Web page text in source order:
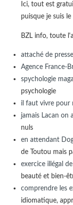
Ici, tout est
puisque je suis
BZL info, toute
attaché de
Agence France-
spychologie
psychologie
il faut vivre pour
jamais Lacan on
nuls
en attendant
de Toutou mais
exercice illégal
beauté et bien-
comprendre les
idiomatique,